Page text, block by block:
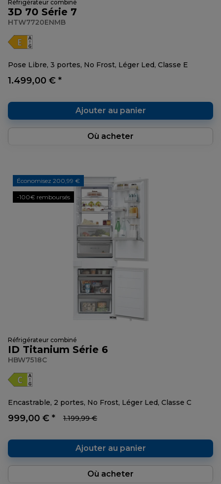
Réfrigérateur combiné
3D 70 Série 7
HTW7720ENMB
Pose Libre, 3 portes, No Frost, Léger Led, Classe E
1.499,00 € *
Ajouter au panier
Où acheter
Économisez 200,99 €
-100€ remboursés
Réfrigérateur combiné
ID Titanium Série 6
HBW7518C
Encastrable, 2 portes, No Frost, Léger Led, Classe C
999,00 € * 1.199,99 €
Ajouter au panier
Où acheter